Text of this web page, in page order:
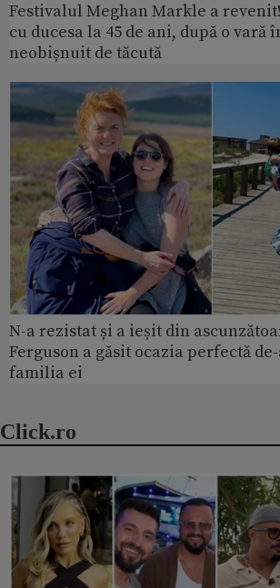
Festivalul Meghan Markle a
cu ducesa la 45 de ani, după o vară
neobișnuit de tăcută
N-a rezistat și a ieșit din
Ferguson a găsit ocazia perfectă
familia ei
Click.ro